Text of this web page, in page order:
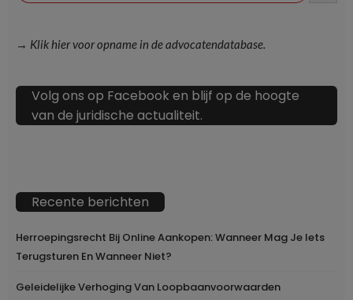
→ Klik hier voor opname in de advocatendatabase.
Volg ons op Facebook en blijf op de hoogte
van de juridische actualiteit.
Recente berichten
Herroepingsrecht Bij Online Aankopen: Wanneer Mag Je Iets
Terugsturen En Wanneer Niet?
Geleidelijke Verhoging Van Loopbaanvoorwaarden